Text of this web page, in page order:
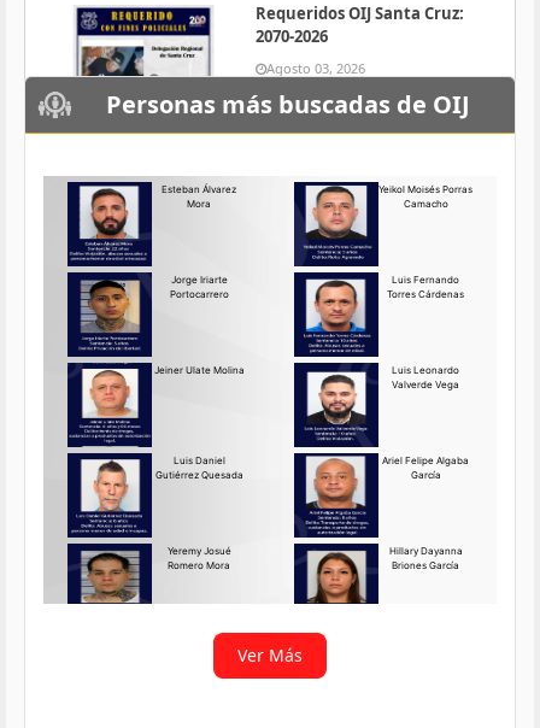
Requeridos OIJ Santa Cruz:
2070-2026
Agosto 03, 2026
Persona requerida
La Delegación Regional de Santa
Requerido OIJ Puntarenas:
2069-2026
Agosto 03, 2026
Persona requerida
La Delegación Regional de
Puntarenas del Organismo de
Investigación
Ver más
Personas más buscadas de OIJ
Ver Más